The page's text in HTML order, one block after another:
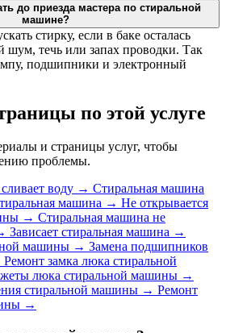
до приезда мастера по стиральной
машине?
стирку, если в баке осталась
шум, течь или запах проводки. Так
подшипники и электронный
по этой услуге
и страницы услуг, чтобы
проблемы.
воду → Стиральная машина
машина → Не открывается
→ Стиральная машина не
Зависает стиральная машина →
машины → Замена подшипников
Ремонт замка люка стиральной
люка стиральной машины →
стиральной машины → Ремонт
→